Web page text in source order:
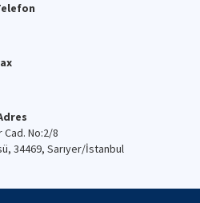
Cad. No:2/8
34469, Sarıyer/İstanbul